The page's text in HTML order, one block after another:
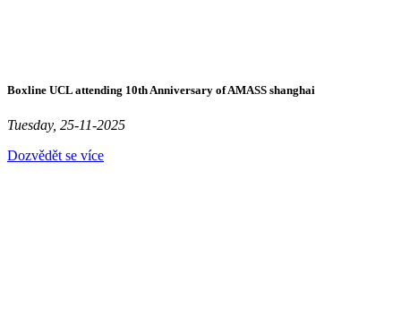
Boxline UCL attending 10th Anniversary of AMASS shanghai
Tuesday, 25-11-2025
Dozvědět se více